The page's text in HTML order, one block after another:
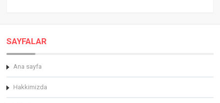
SAYFALAR
Ana sayfa
Hakkimizda